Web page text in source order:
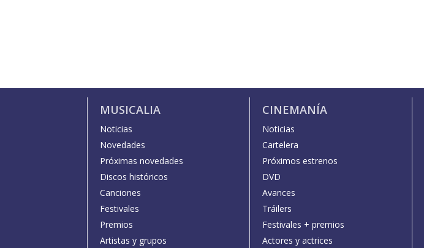
MUSICALIA
Noticias
Novedades
Próximas novedades
Discos históricos
Canciones
Festivales
Premios
Artistas y grupos
CINEMANÍA
Noticias
Cartelera
Próximos estrenos
DVD
Avances
Tráilers
Festivales + premios
Actores y actrices